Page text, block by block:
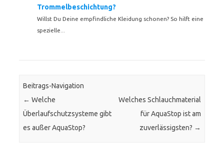
Trommelbeschichtung?
Willst Du Deine empfindliche Kleidung schonen? So hilft eine
spezielle...
Beitrags-Navigation
← Welche
Überlaufschutzsysteme gibt
es außer AquaStop?
Welches Schlauchmaterial
für AquaStop ist am
zuverlässigsten? →